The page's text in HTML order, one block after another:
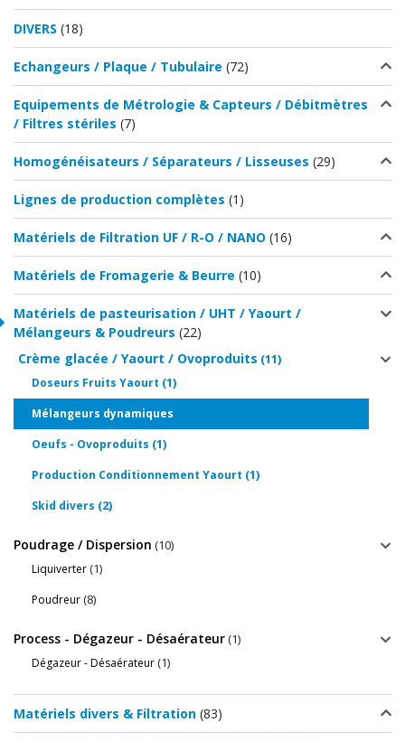
DIVERS (18)
Echangeurs / Plaque / Tubulaire (72)
Equipements de Métrologie & Capteurs / Débitmètres
/ Filtres stériles (7)
Homogénéisateurs / Séparateurs / Lisseuses (29)
Lignes de production complètes (1)
Matériels de Filtration UF / R-O / NANO (16)
Matériels de Fromagerie & Beurre (10)
Matériels de pasteurisation / UHT / Yaourt /
Mélangeurs & Poudreurs (22)
Crème glacée / Yaourt / Ovoproduits (11)
Doseurs Fruits Yaourt (1)
Mélangeurs dynamiques
Oeufs - Ovoproduits (1)
Production Conditionnement Yaourt (1)
Skid divers (2)
Poudrage / Dispersion (10)
Liquiverter(1)
Poudreur(8)
Process - Dégazeur - Désaérateur(1)
Dégazeur - Désaérateur(1)
Matériels divers & Filtration (83)